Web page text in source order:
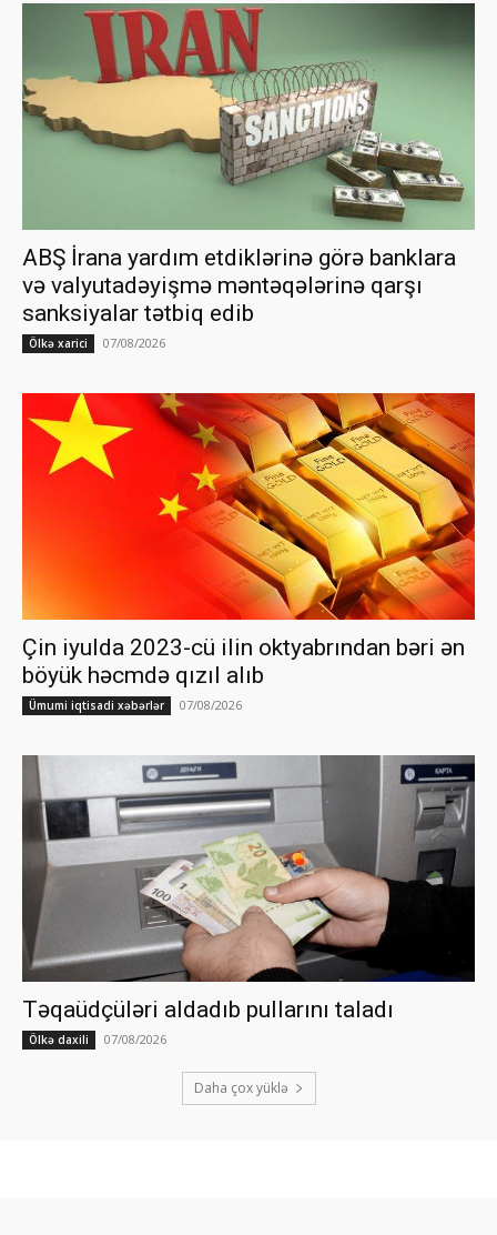
ABŞ İrana yardım etdiklərinə görə banklara
və valyutadəyişmə məntəqələrinə qarşı
sanksiyalar tətbiq edib
Ölkə xarici 07/08/2026
Çin iyulda 2023-cü ilin oktyabrından bəri ən
böyük həcmdə qızıl alıb
Ümumi iqtisadi xəbərlər 07/08/2026
Təqaüdçüləri aldadıb pullarını taladı
Ölkə daxili 07/08/2026
Daha çox yüklə